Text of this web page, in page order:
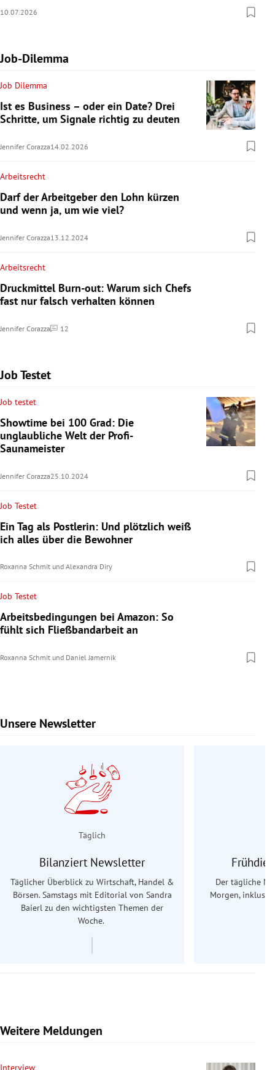
10.07.2026
Job-Dilemma
Job Dilemma
Ist es Business – oder ein Date? Drei
Schritte, um Signale richtig zu deuten
Jennifer Corazza14.02.2026
Arbeitsrecht
Darf der Arbeitgeber den Lohn kürzen
und wenn ja, um wie viel?
Jennifer Corazza13.12.2024
Arbeitsrecht
Druckmittel Burn-out: Warum sich Chefs
fast nur falsch verhalten können
Jennifer Corazza 12
Kommentare
Job Testet
Job testet
Showtime bei 100 Grad: Die
unglaubliche Welt der Profi-
Saunameister
Jennifer Corazza25.10.2024
Job Testet
Ein Tag als Postlerin: Und plötzlich weiß
ich alles über die Bewohner
Roxanna Schmit und Alexandra Diry
Job Testet
Arbeitsbedingungen bei Amazon: So
fühlt sich Fließbandarbeit an
Roxanna Schmit und Daniel Jamernik
Unsere Newsletter
Slide 1 von 9
Täglich
Bilanziert Newsletter
Täglicher Überblick zu Wirtschaft, Handel &
Börsen. Samstags mit Editorial von Sandra
Baierl zu den wichtigsten Themen der
Woche.
Der tägliche
Morgen,
Weitere Meldungen
Interview